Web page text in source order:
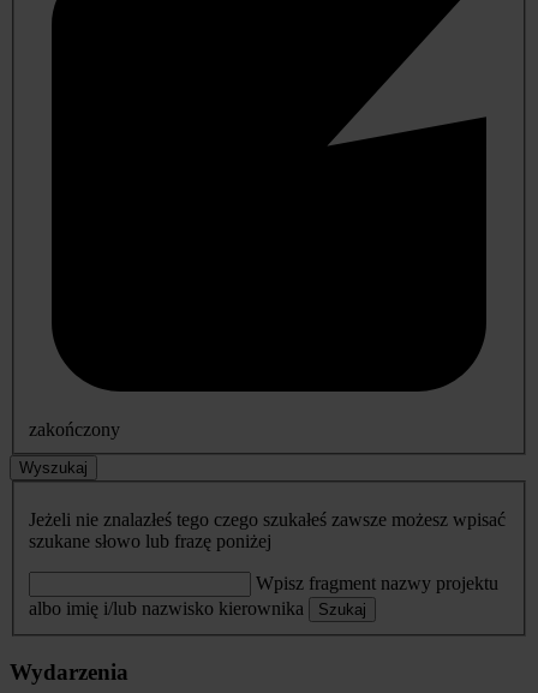
zakończony
Wyszukaj
Jeżeli nie znalazłeś tego czego szukałeś zawsze możesz wpisać
szukane słowo lub frazę poniżej
Wpisz fragment nazwy projektu
albo imię i/lub nazwisko kierownika
Szukaj
Wydarzenia